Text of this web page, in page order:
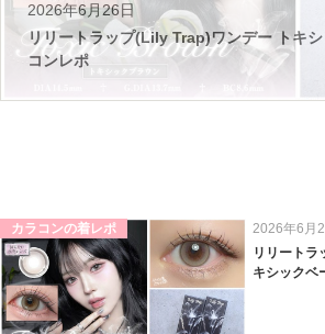
2026年6月26日
リリートラップ(Lily Trap)ワンデー トキ
コンレポ
カラコンの着レポ
2026年6月
リリートラ
キシックベ